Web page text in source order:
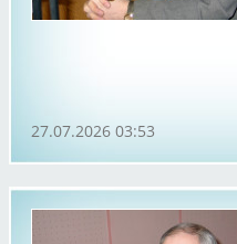
27.07.2026 03:53